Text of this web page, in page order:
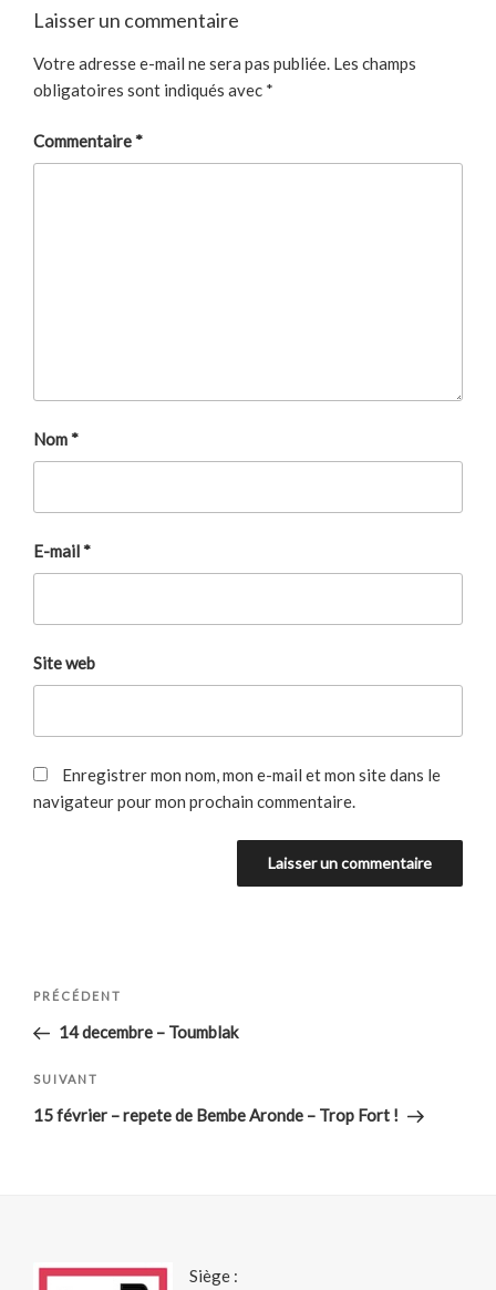
Laisser un commentaire
Votre adresse e-mail ne sera pas publiée. Les champs
obligatoires sont indiqués avec *
Commentaire*
Nom*
E-mail*
Site web
Enregistrer mon nom, mon e-mail et mon site dans le
navigateur pour mon prochain commentaire.
Navigation
l’article
Article
précédent
PRÉCÉDENT
14 decembre – Toumblak
Article
suivant
SUIVANT
15 février – repete de Bembe Aronde – Trop Fort !
Siège :